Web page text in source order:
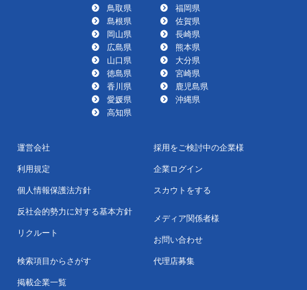
鳥取県
島根県
岡山県
広島県
山口県
徳島県
香川県
愛媛県
高知県
福岡県
佐賀県
長崎県
熊本県
大分県
宮崎県
鹿児島県
沖縄県
運営会社
利用規定
個人情報保護法方針
反社会的勢力に対する基本方針
リクルート
検索項目からさがす
掲載企業一覧
採用をご検討中の企業様
企業ログイン
スカウトをする
メディア関係者様
お問い合わせ
代理店募集